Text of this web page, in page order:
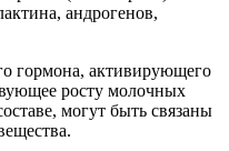
андрогенов,
гормона, активирующего
росту молочных
могут быть связаны